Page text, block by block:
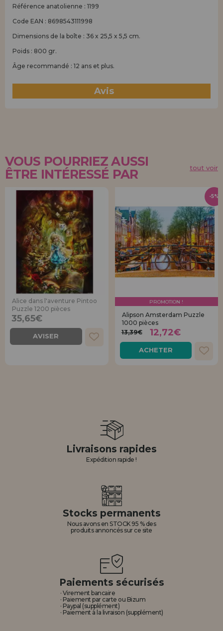
Référence anatolienne : 1199
Code EAN : 8698543111998
Dimensions de la boîte : 36 x 25,5 x 5,5 cm.
Poids : 800 gr.
Âge recommandé : 12 ans et plus.
Avis
VOUS POURRIEZ AUSSI
ÊTRE INTÉRESSÉ PAR
tout voir
Alice dans l'aventure Pintoo
Puzzle 1200 pièces
35,65€
AVISER
PROMOTION !
Alipson Amsterdam Puzzle
1000 pièces
13,39€
12,72€
ACHETER
-5%
Livraisons rapides
Expédition rapide !
Stocks permanents
Nous avons en STOCK 95 % des
produits annoncés sur ce site
Paiements sécurisés
· Virement bancaire
· Paiement par carte ou Bizum
· Paypal (supplément)
· Paiement à la livraison (supplément)